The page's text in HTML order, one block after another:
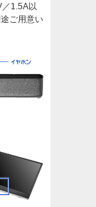
1.5A以
ご用意い